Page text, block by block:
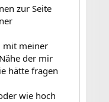
zur Seite
mit meiner
der mir
hätte fragen
wie hoch